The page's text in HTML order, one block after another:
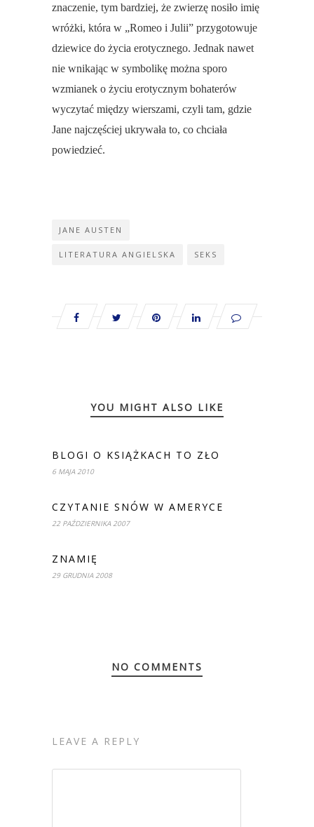
znaczenie, tym bardziej, że zwierzę nosiło imię
wróżki, która w „Romeo i Julii” przygotowuje
dziewice do życia erotycznego. Jednak nawet
nie wnikając w symbolikę można sporo
wzmianek o życiu erotycznym bohaterów
wyczytać między wierszami, czyli tam, gdzie
Jane najczęściej ukrywała to, co chciała
powiedzieć.
JANE AUSTEN
LITERATURA ANGIELSKA SEKS
YOU MIGHT ALSO LIKE
BLOGI O KSIĄŻKACH TO ZŁO
6 MAJA 2010
CZYTANIE SNÓW W AMERYCE
22 PAŹDZIERNIKA 2007
ZNAMIĘ
29 GRUDNIA 2008
NO COMMENTS
LEAVE A REPLY